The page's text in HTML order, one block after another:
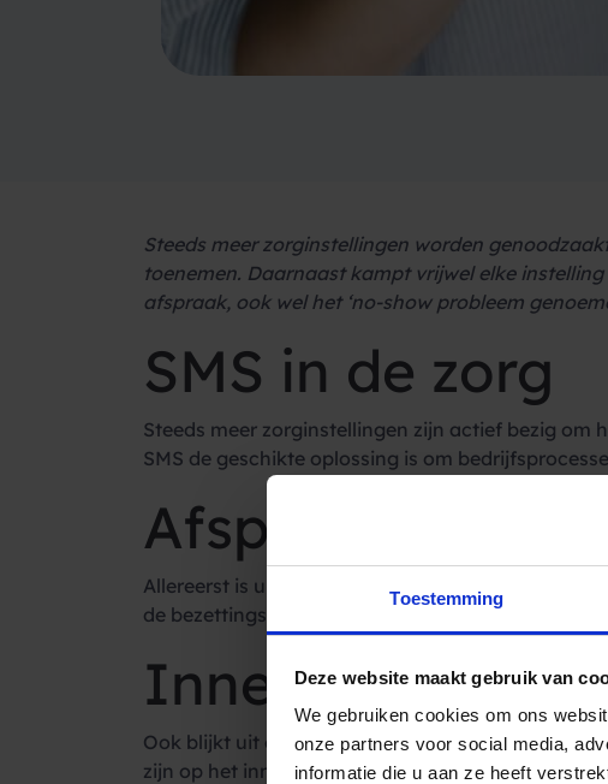
Toestemming
Deze website maakt gebruik van
We gebruiken cookies om ons
onze partners voor social media,
informatie die u aan ze heeft
Steeds meer zorginstellingen worden
toenemen. Daarnaast kampt vrijwel elke
afspraak, ook wel het ‘no-show probleem
SMS in de zorg
Steeds meer zorginstellingen zijn actief bezig
SMS de geschikte oplossing is om
Allereerst is uit onderzoek gebleken dat
de bezettingsgraad van behandelruimtes, artsen
Innemenof
Ook blijkt uit onderzoek dat patiënten die een
zijn op het innemen van hun medicatie. Hierdoor